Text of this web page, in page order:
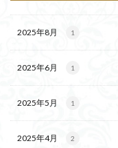
2025年8月 1
2025年6月 1
2025年5月 1
2025年4月 2